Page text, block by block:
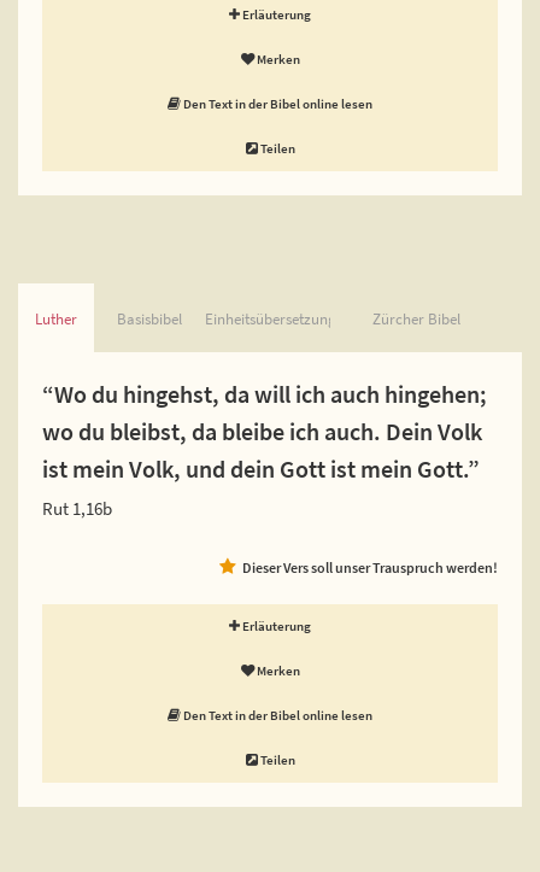
Erläuterung
Merken
Den Text in der Bibel online lesen
Teilen
Luther Basisbibel Einheitsübersetzung Zürcher Bibel
“Wo du hingehst, da will ich auch hingehen;
wo du bleibst, da bleibe ich auch. Dein Volk
ist mein Volk, und dein Gott ist mein Gott.”
Rut 1,16b
Dieser Vers soll unser Trauspruch werden!
Erläuterung
Merken
Den Text in der Bibel online lesen
Teilen